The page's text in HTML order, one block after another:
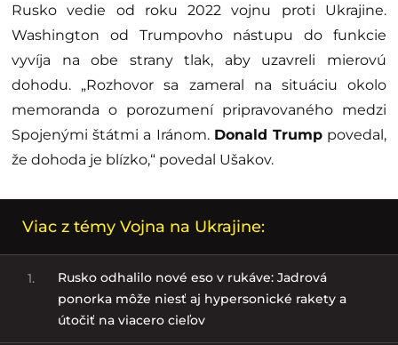
Rusko vedie od roku 2022 vojnu proti Ukrajine.
Washington od Trumpovho nástupu do funkcie
vyvíja na obe strany tlak, aby uzavreli mierovú
dohodu. „Rozhovor sa zameral na situáciu okolo
memoranda o porozumení pripravovaného medzi
Spojenými štátmi a Iránom. Donald Trumppovedal,
že dohoda je blízko,“ povedal Ušakov.
Viac z témy Vojna na Ukrajine:
1.
Rusko odhalilo nové eso v rukáve: Jadrová
ponorka môže niesť aj hypersonické rakety a
útočiť na viacero cieľov